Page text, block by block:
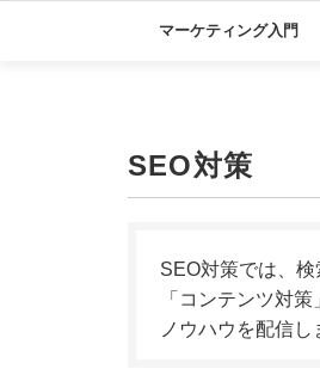
マーケティング入門
SEO対策
SEO対策では、
「コンテンツ対
ノウハウを配信し